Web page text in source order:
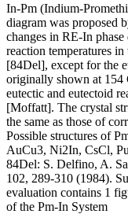
In-Pm (Indium-
diagram was proposed
changes in RE-In
reaction temperatures in
[84Del], except for the
originally shown at 154
eutectic and eutectoid
[Moffatt]. The crystal
the same as those of
Possible structures of
AuCu3, Ni2In, CsCl,
84Del: S. Delfino, A.
102, 289-310 (1984).
evaluation contains 1
of the Pm-In System